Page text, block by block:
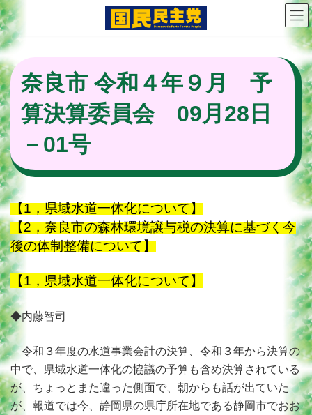
コ
ン
テ
ン
ツ
へ
ス
キ
ッ
プ
ナ
ビ
ゲ
ー
シ
ョ
ン
に
移
動
奈良市 令和４年９月 予
算決算委員会 09月28日
－01号
【1，県域水道一体化について】
【2，奈良市の森林環境譲与税の決算に基づく今
後の体制整備について】
【1，県域水道一体化について】
◆内藤智司
令和３年度の水道事業会計の決算、令和３年から決算の
中で、県域水道一体化の協議の予算も含め決算されている
が、ちょっとまた違った側面で、朝からも話が出ていた
が、報道では今、静岡県の県庁所在地である静岡市でおお